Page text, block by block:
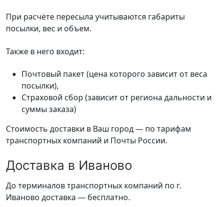
При расчёте пересыла учитываются габариты
посылки, вес и объем.
Также в него входит:
Почтовый пакет (цена которого зависит от веса
посылки),
Страховой сбор (зависит от региона дальности и
суммы заказа)
Стоимость доставки в Ваш город — по тарифам
транспортных компаний и Почты России.
Доставка в Иваново
До терминалов транспортных компаний по г.
Иваново доставка — бесплатно.